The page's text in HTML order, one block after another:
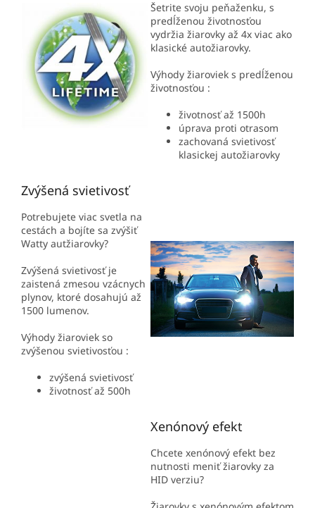
Šetrite svoju peňaženku, s
predĺženou životnosťou
vydržia žiarovky až 4x viac ako
klasické autožiarovky.
Výhody žiaroviek s predĺženou
životnosťou :
životnosť až 1500h
úprava proti otrasom
zachovaná svietivosť
klasickej autožiarovky
Zvýšená svietivosť
Potrebujete viac svetla na
cestách a bojíte sa zvýšiť
Watty autžiarovky?
Zvýšená svietivosť je
zaistená zmesou vzácnych
plynov, ktoré dosahujú až
1500 lumenov.
Výhody žiaroviek so
zvýšenou svietivosťou :
zvýšená svietivosť
životnosť až 500h
Xenónový efekt
Chcete xenónový efekt bez
nutnosti meniť žiarovky za
HID verziu?